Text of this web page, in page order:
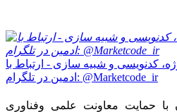
کدنویسی و شبیه سازی - ارتباط با
ادمین در تلگرام: @Marketcode_ir
با حمایت معاونت علمی وفناوری